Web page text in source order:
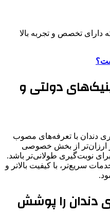
دارای تخصص و تجربه بالا
دولتی و
دندان با تعرفه‌های مصوب
ارزان‌تر از بخش خصوصی
نوبت‌گیری طولانی‌تر باشد.
سریع‌تر، با کیفیت بالاتر و
دندان را پوشش